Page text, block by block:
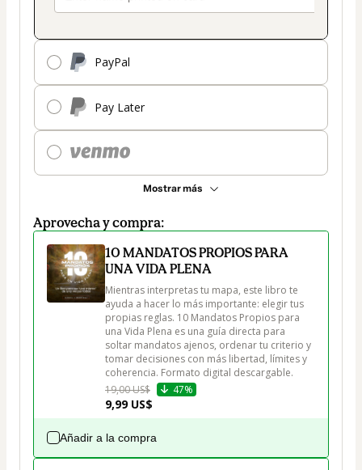
PayPal
Pay Later
Mostrar más
Aprovecha y compra:
10 MANDATOS PROPIOS PARA
UNA VIDA PLENA
Mientras interpretas tu mapa, este libro te
ayuda a hacer lo más importante: elegir tus
propias reglas. 10 Mandatos Propios para
una Vida Plena es una guía directa para
soltar mandatos ajenos, ordenar tu criterio y
tomar decisiones con más libertad, límites y
coherencia. Formato digital descargable.
19,00 US$
47%
9,99 US$
Añadir a la compra